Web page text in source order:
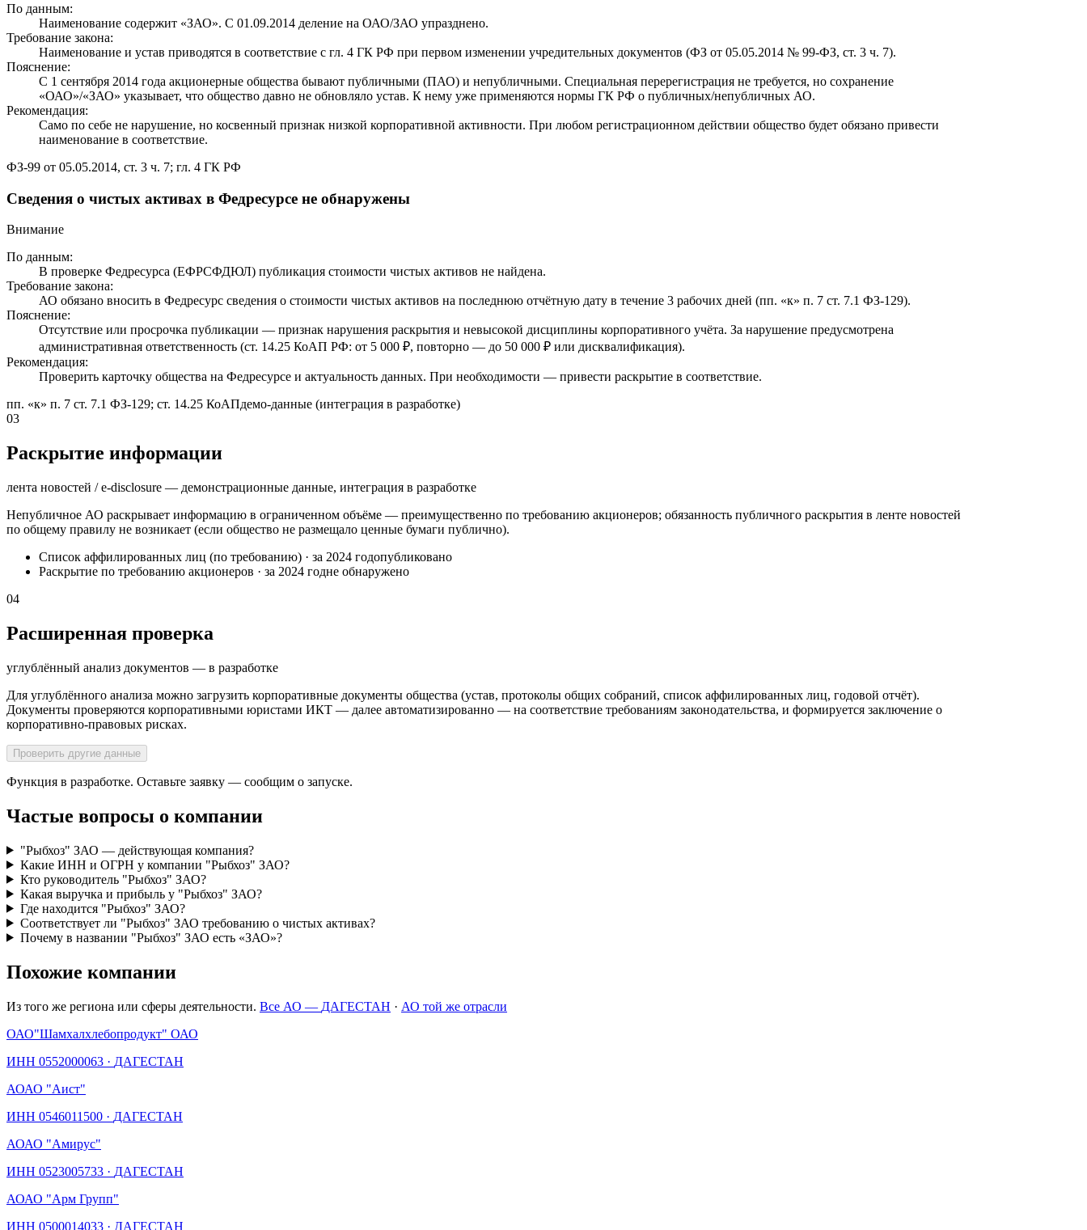
По данным:
Наименование содержит «ЗАО». С 01.09.2014 деление на ОАО/ЗАО упразднено.
Требование закона:
Наименование и устав приводятся в соответствие с гл. 4 ГК РФ при первом изменении учредительных документов (ФЗ от 05.05.2014 № 99-ФЗ, ст. 3 ч. 7).
Пояснение:
С 1 сентября 2014 года акционерные общества бывают публичными (ПАО) и непубличными. Специальная перерегистрация не требуется, но сохранение
«ОАО»/«ЗАО» указывает, что общество давно не обновляло устав. К нему уже применяются нормы ГК РФ о публичных/непубличных АО.
Рекомендация:
Само по себе не нарушение, но косвенный признак низкой корпоративной активности. При любом регистрационном действии общество будет обязано привести
наименование в соответствие.
ФЗ-99 от 05.05.2014, ст. 3 ч. 7; гл. 4 ГК РФ
Сведения о чистых активах в Федресурсе не обнаружены
Внимание
По данным:
В проверке Федресурса (ЕФРСФДЮЛ) публикация стоимости чистых активов не найдена.
Требование закона:
АО обязано вносить в Федресурс сведения о стоимости чистых активов на последнюю отчётную дату в течение 3 рабочих дней (пп. «к» п. 7 ст. 7.1 ФЗ-129).
Пояснение:
Отсутствие или просрочка публикации — признак нарушения раскрытия и невысокой дисциплины корпоративного учёта. За нарушение предусмотрена
административная ответственность (ст. 14.25 КоАП РФ: от 5 000 ₽, повторно — до 50 000 ₽ или дисквалификация).
Рекомендация:
Проверить карточку общества на Федресурсе и актуальность данных. При необходимости — привести раскрытие в соответствие.
пп. «к» п. 7 ст. 7.1 ФЗ-129; ст. 14.25 КоАПдемо-данные (интеграция в разработке)
03
Раскрытие информации
лента новостей / e-disclosure — демонстрационные данные, интеграция в разработке
Непубличное АО раскрывает информацию в ограниченном объёме — преимущественно по требованию акционеров; обязанность публичного раскрытия в ленте новостей
по общему правилу не возникает (если общество не размещало ценные бумаги публично).
Список аффилированных лиц (по требованию) · за 2024 годопубликовано
Раскрытие по требованию акционеров · за 2024 годне обнаружено
04
Расширенная проверка
углублённый анализ документов — в разработке
Для углублённого анализа можно загрузить корпоративные документы общества (устав, протоколы общих собраний, список аффилированных лиц, годовой отчёт).
Документы проверяются корпоративными юристами ИКТ — далее автоматизированно — на соответствие требованиям законодательства, и формируется заключение о
корпоративно-правовых рисках.
Проверить другие данные
Функция в разработке. Оставьте заявку — сообщим о запуске.
Частые вопросы о компании
"Рыбхоз" ЗАО — действующая компания?
Какие ИНН и ОГРН у компании "Рыбхоз" ЗАО?
Кто руководитель "Рыбхоз" ЗАО?
Какая выручка и прибыль у "Рыбхоз" ЗАО?
Где находится "Рыбхоз" ЗАО?
Соответствует ли "Рыбхоз" ЗАО требованию о чистых активах?
Почему в названии "Рыбхоз" ЗАО есть «ЗАО»?
Похожие компании
Из того же региона или сферы деятельности. Все АО — ДАГЕСТАН · АО той же отрасли
ОАО"Шамхалхлебопродукт" ОАО
ИНН 0552000063 · ДАГЕСТАН
АОАО "Аист"
ИНН 0546011500 · ДАГЕСТАН
АОАО "Амирус"
ИНН 0523005733 · ДАГЕСТАН
АОАО "Арм Групп"
ИНН 0500014033 · ДАГЕСТАН